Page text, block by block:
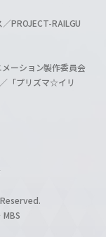
PROJECT-RAILGU
ーション製作委員会
「プリズマ☆イリ